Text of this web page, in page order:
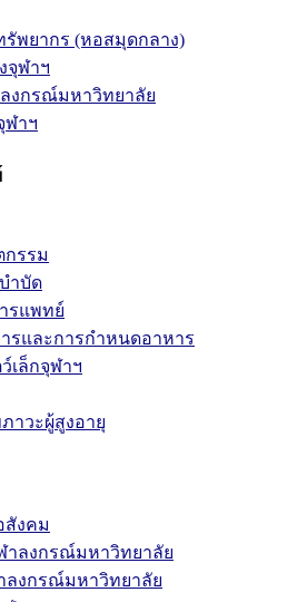
พยากร (หอสมุดกลาง)
จุฬาฯ
งกรณ์มหาวิทยาลัย
ฬาฯ
กรรม
ำบัด
รแพทย์
รและการกำหนดอาหาร
เล็กจุฬาฯ
าวะผู้สูงอายุ
สังคม
าลงกรณ์มหาวิทยาลัย
ลงกรณ์มหาวิทยาลัย